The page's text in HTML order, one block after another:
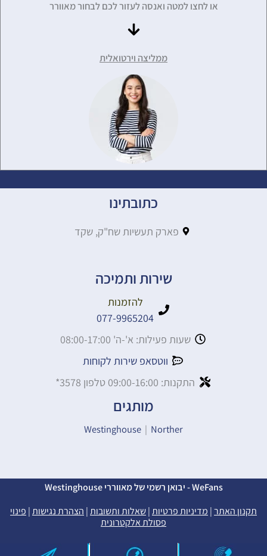
או לחצו למטה ואנסה לעזור לכם לבחור מאוורר
ממליצה וירטואלית
כתובתינו
פארק תעשיות שח"ק, שקד
שירות ותמיכה
להזמנות
077-9965204
שעות פעילות: א'-ה' 08:00-17:00
ווטסאפ שירות לקוחות
התקנות: 09:00-16:00 טלפון 3578*
מותגים
Westinghouse | Norther
WeFans - יבואן רשמי של מאווררי Westinghouse
תקנון האתר| מדיניות פרטיות|שאלות ותשובות| הצהרת נגישות| פינוי
פסולת אלקטרונית